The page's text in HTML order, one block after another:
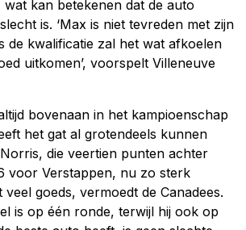
kan betekenen dat de auto
is. ‘Max is niet tevreden met zijn
de kwalificatie zal het wat afkoelen
uitkomen’, voorspelt Villeneuve
bovenaan in het kampioenschap
het gat al grotendeels kunnen
die veertien punten achter
voor Verstappen, nu zo sterk
goeds, vermoedt de Canadees.
is op één ronde, terwijl hij ook op